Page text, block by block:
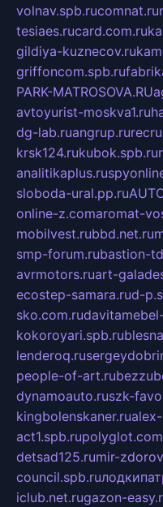
volnav.spb.rucomnat.ru
tesiaes.rucard.com.ru
gildiya-kuznecov.ru
griffoncom.spb.ru
PARK-MATROSOVA.RU
avtoyurist-moskva1.ru
dg-lab.ruangrup.ru
krsk124.rukubok.spb.ru
analitikaplus.ru
sloboda-ural.pp.ru
online-z.comaromat-
mobilvest.rubbd.net.ru
smp-forum.rubastion-
avrmotors.ruart-
ecostep-samara.rud-
sko.com.ru
kokoroyari.spb.ru
lenderoq.ru
people-of-art.ru
dynamoauto.ruszk-
kingbolenskaner.ru
act1.spb.ru
detsad125.rumir-
council.spb.ru
iclub.net.rugazon-